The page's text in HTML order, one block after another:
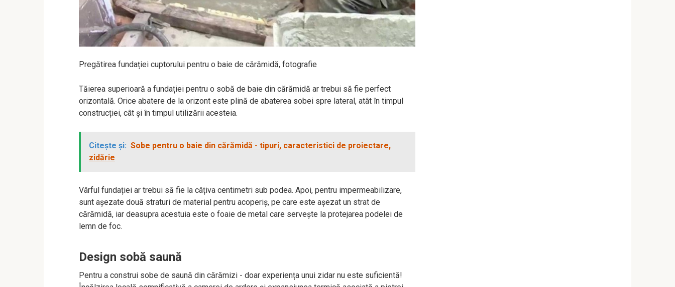
Pregătirea fundației cuptorului pentru o baie de cărămidă, fotografie
Tăierea superioară a fundației pentru o sobă de baie din cărămidă ar trebui să fie perfect
orizontală. Orice abatere de la orizont este plină de abaterea sobei spre lateral, atât în ​​timpul
construcției, cât și în timpul utilizării acesteia.
Citește și: Sobe pentru o baie din cărămidă - tipuri, caracteristici de proiectare,
zidărie
Vârful fundației ar trebui să fie la câțiva centimetri sub podea. Apoi, pentru impermeabilizare,
sunt așezate două straturi de material pentru acoperiș, pe care este așezat un strat de
cărămidă, iar deasupra acestuia este o foaie de metal care servește la protejarea podelei de
lemn de foc.
Design sobă saună
Pentru a construi sobe de saună din cărămizi - doar experiența unui zidar nu este suficientă!